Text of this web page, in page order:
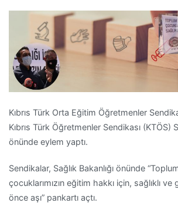
Kıbrıs Türk Orta Eğitim Öğretmenler
Kıbrıs Türk Öğretmenler Sendikası (KTÖS)
önünde eylem yaptı.
Sendikalar, Sağlık Bakanlığı önünde
çocuklarımızın eğitim hakkı için, sağlıklı
önce aşı” pankartı açtı.